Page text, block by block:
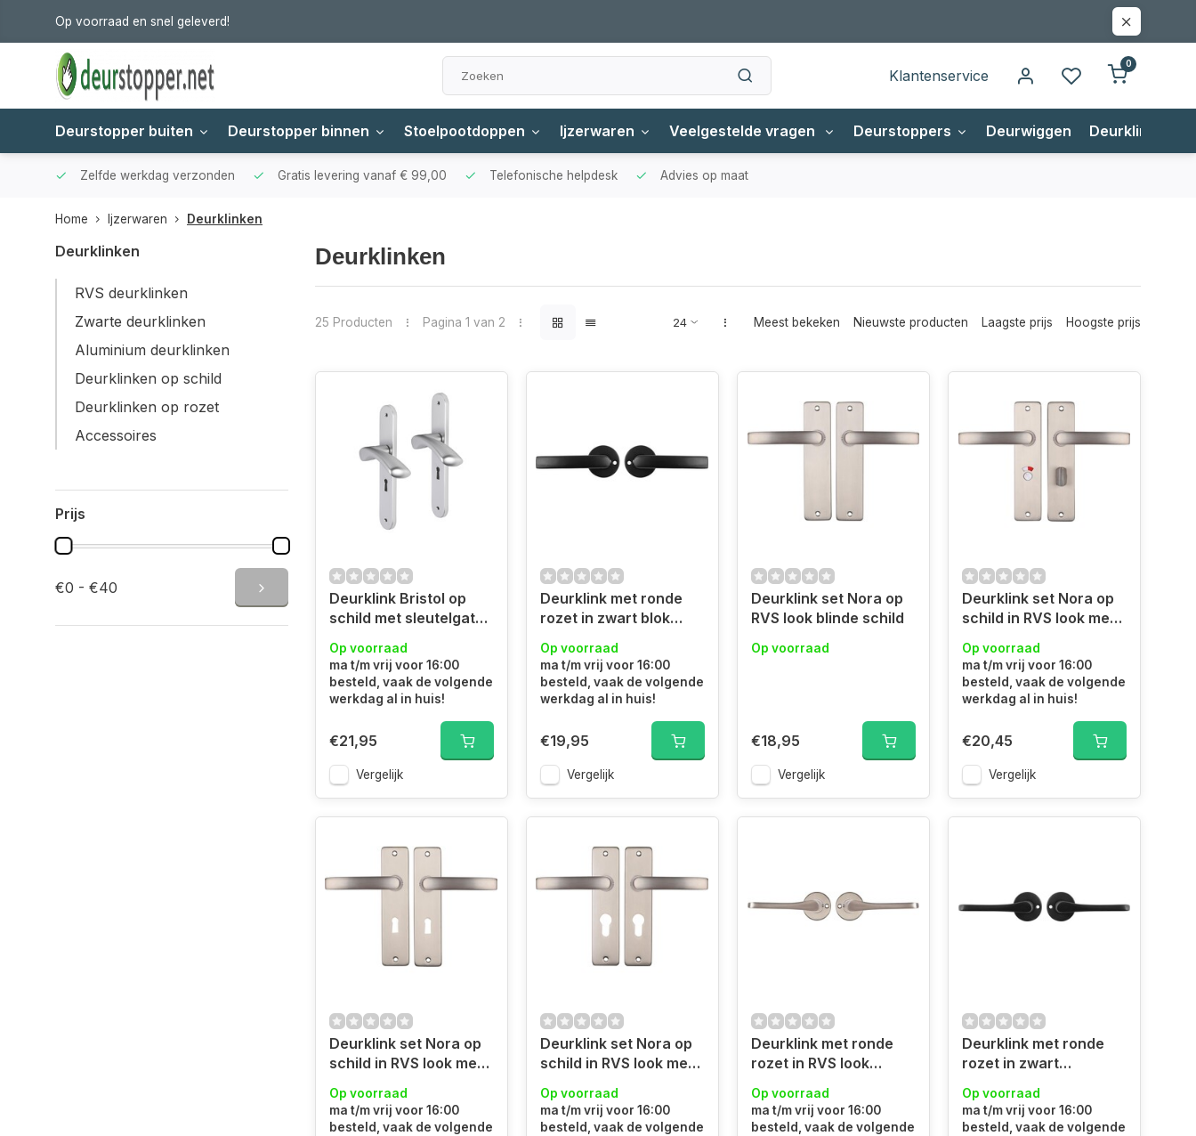
Op voorraad en snel geleverd!
Klantenservice
0
Deurstopper buiten Deurstopper binnen Stoelpootdoppen Ijzerwaren Veelgestelde vragen Deurstoppers Deurwiggen Deurklinken
Zelfde werkdag verzonden Gratis levering vanaf € 99,00 Telefonische helpdesk Advies op maat
Home Ijzerwaren Deurklinken
Deurklinken
RVS deurklinken
Zwarte deurklinken
Aluminium deurklinken
Deurklinken op schild
Deurklinken op rozet
Accessoires
Prijs
€0 - €40
Deurklinken
25 Producten Pagina 1 van 2 Meest bekeken Nieuwste producten Laagste prijs Hoogste prijs
Deurklink Bristol op
schild met sleutelgat
Op voorraad
ma t/m vrij voor 16:00
besteld, vaak de volgende
werkdag al in huis!
€21,95
Vergelijk
Deurklink met ronde
rozet in zwart blok
Op voorraad
ma t/m vrij voor 16:00
besteld, vaak de volgende
werkdag al in huis!
€19,95
Vergelijk
Deurklink set Nora op
RVS look blinde schild
Op voorraad
€18,95
Vergelijk
Deurklink set Nora op
schild in RVS look met
Op voorraad
ma t/m vrij voor 16:00
besteld, vaak de volgende
werkdag al in huis!
€20,45
Vergelijk
Deurklink set Nora op
schild in RVS look met
Op voorraad
ma t/m vrij voor 16:00
besteld, vaak de volgende
Deurklink set Nora op
schild in RVS look met
Op voorraad
ma t/m vrij voor 16:00
besteld, vaak de volgende
Deurklink met ronde
rozet in RVS look
Op voorraad
ma t/m vrij voor 16:00
besteld, vaak de volgende
Deurklink met ronde
rozet in zwart
Op voorraad
ma t/m vrij voor 16:00
besteld, vaak de volgende